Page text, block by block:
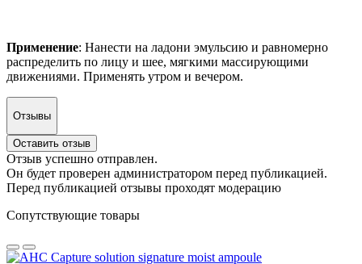
Применение: Нанести на ладони эмульсию и равномерно
распределить по лицу и шее, мягкими массирующими
движениями. Применять утром и вечером.
Отзывы
Оставить отзыв
Отзыв успешно отправлен.
Он будет проверен администратором перед публикацией.
Перед публикацией отзывы проходят модерацию
Сопутствующие товары